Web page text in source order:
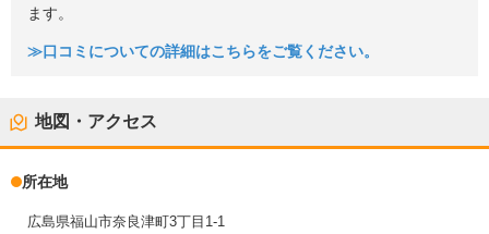
ます。
≫口コミについての詳細はこちらをご覧ください。
地図・アクセス
所在地
広島県福山市奈良津町3丁目1-1